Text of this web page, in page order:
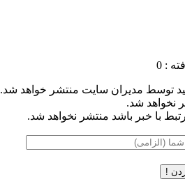
: 0
توسط مدیران سایت منتشر خواهد شد.
نخواهد شد.
با خبر باشد منتشر نخواهد شد.
!